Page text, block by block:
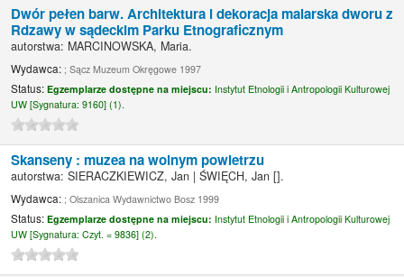
Dwór pełen barw. Architektura i dekoracja malarska dworu z
Rdzawy w sądeckim Parku Etnograficznym
autorstwa: MARCINOWSKA, Maria.
Wydawca: ; Sącz Muzeum Okręgowe 1997
Status:Egzemplarze dostępne na miejscu: Instytut Etnologii i Antropologii Kulturowej
UW [Sygnatura:9160] (1).
Skanseny : muzea na wolnym powietrzu
autorstwa:SIERACZKIEWICZ, Jan |ŚWIĘCH, Jan [].
Wydawca: ; Olszanica Wydawnictwo Bosz 1999
Status:Egzemplarze dostępne na miejscu: Instytut Etnologii i Antropologii Kulturowej
UW [Sygnatura:Czyt. = 9836] (2).